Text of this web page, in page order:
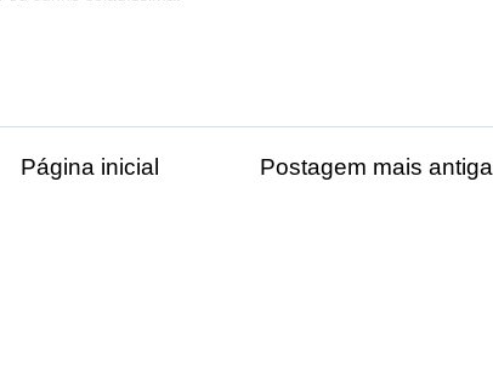
Postagem mais antiga
Página inicial